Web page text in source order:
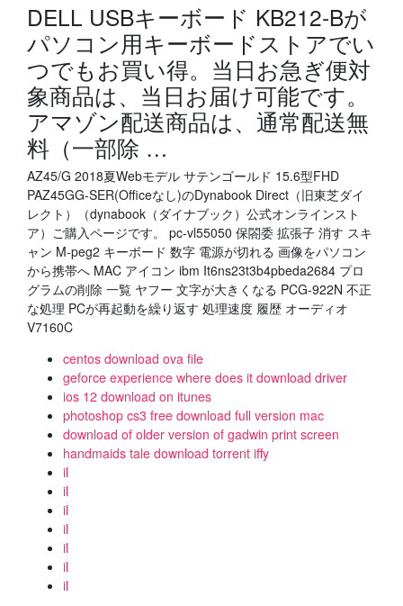
DELL USBキーボード KB212-Bが
パソコン用キーボードストアでい
つでもお買い得。当日お急ぎ便対
象商品は、当日お届け可能です。
アマゾン配送商品は、通常配送無
料（一部除 …
AZ45/G 2018夏Webモデル サテンゴールド 15.6型FHD
PAZ45GG-SER(Officeなし)のDynabook Direct（旧東芝ダイ
レクト）（dynabook（ダイナブック）公式オンラインスト
ア）ご購入ページです。 pc-vl55050 保閤委 拡張子 消す スキ
ャン M-peg2 キーボード 数字 電源が切れる 画像をパソコン
から携帯へ MAC アイコン ibm It6ns23t3b4pbeda2684 プロ
グラムの削除 一覧 ヤフー 文字が大きくなる PCG-922N 不正
な処理 PCが再起動を繰り返す 処理速度 履歴 オーディオ
V7160C
centos download ova file
geforce experience where does it download driver
ios 12 download on itunes
photoshop cs3 free download full version mac
download of older version of gadwin print screen
handmaids tale download torrent iffy
il
il
il
il
il
il
il